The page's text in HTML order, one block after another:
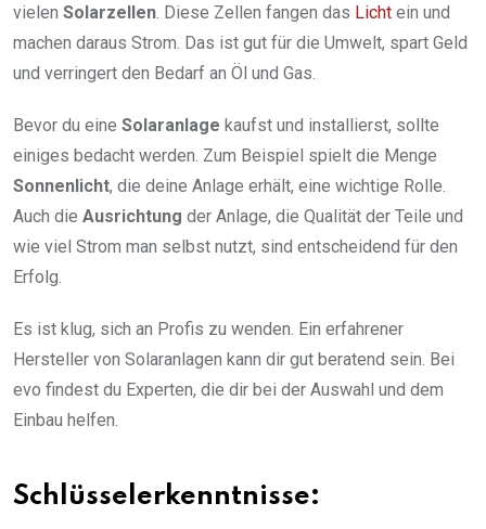
vielen Solarzellen . Diese Zellen fangen das Licht ein und
machen daraus Strom. Das ist gut für die Umwelt, spart Geld
und verringert den Bedarf an Öl und Gas.
Bevor du eine Solaranlage kaufst und installierst, sollte
einiges bedacht werden. Zum Beispiel spielt die Menge
Sonnenlicht, die deine Anlage erhält, eine wichtige Rolle.
Auch die Ausrichtung der Anlage, die Qualität der Teile und
wie viel Strom man selbst nutzt, sind entscheidend für den
Erfolg.
Es ist klug, sich an Profis zu wenden. Ein erfahrener
Hersteller von Solaranlagen kann dir gut beratend sein. Bei
evo findest du Experten, die dir bei der Auswahl und dem
Einbau helfen.
Schlüsselerkenntnisse: